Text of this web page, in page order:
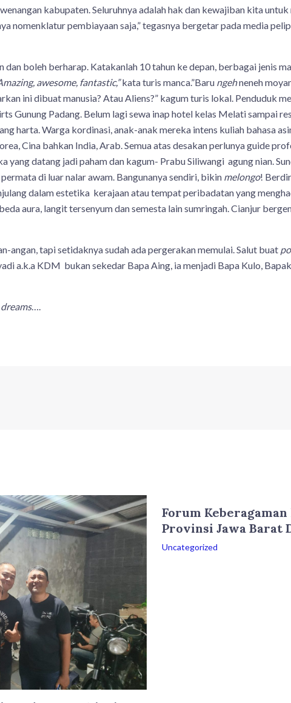
kabupaten. Seluruhnya adalah hak dan kewajiban kita untuk
nomenklatur pembiayaan saja,” tegasnya bergetar pada media
boleh berharap. Katakanlah 10 tahun ke depan, berbagai jenis
awesome, fantastic,”kata turis manca.”Baru ngehneneh
ini dibuat manusia? Atau Aliens?” kagum turis lokal. Penduduk
Gunung Padang. Belum lagi sewa inap hotel kelas Melati sampai
harta. Warga kordinasi, anak-anak mereka intens kuliah bahasa
Cina bahkan India, Arab. Semua atas desakan perlunya guide
yang datang jadi paham dan kagum- Prabu Siliwangi agung nian.
di luar nalar awam. Bangunanya sendiri, bikin melongo!
dalam estetika kerajaan atau tempat peribadatan yang
aura, langit tersenyum dan semesta lain sumringah. Cianjur
tapi setidaknya sudah ada pergerakan memulai. Salut buat
a.k.a KDM bukan sekedar Bapa Aing, ia menjadi Bapa Kulo,
….
Forum
Provinsi Jawa Barat
Uncategorized